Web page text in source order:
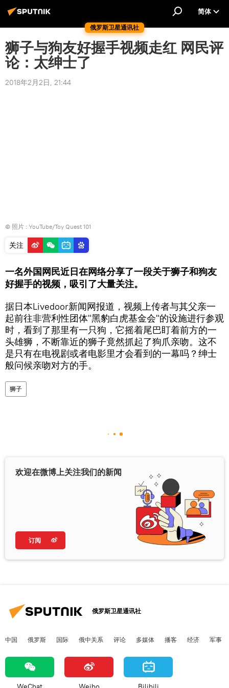
俄罗斯卫星通讯社
简体
狮子与狗友好握手视频走红 网民评
论：太绅士了
2018年2月2日, 21:44
© 照片 : YouTube/Toy Quest 101
关注
一名外国网民近日在网络分享了一段关于狮子和狗友
好握手的视频，吸引了大量关注。
据日本Livedoor新闻网报道，视频上传者与其父亲一
起前往非营利性团体"黑豹白虎基金会"的设施进行参观
时，看到了那里有一只狗，它摇着尾巴盯着前方的一
头雄狮，不断靠近的狮子竟然抓起了狗爪亲吻。这不
是只有在电视剧或者电影里才会看到的一幕吗？绅士
般问候亲吻对方的手。
狮子
欢迎在微博上关注我们的新闻
订阅
俄罗斯卫星通讯社
中国 俄罗斯 国际 俄中关系 评论 多媒体 播客 经济 军事